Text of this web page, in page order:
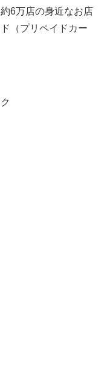
6万店の身近なお店
（プリペイドカー